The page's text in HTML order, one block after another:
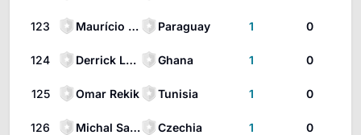
123 Maurício Magalhães Prado Paraguay 1 0
124 Derrick Luckassen Ghana 1 0
125 Omar Rekik Tunisia 1 0
126 Michal Sadílek Czechia 1 0